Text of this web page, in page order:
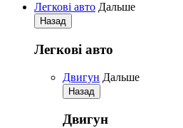
Легкові авто Дальше
Назад
Легкові авто
Двигун Дальше
Назад
Двигун